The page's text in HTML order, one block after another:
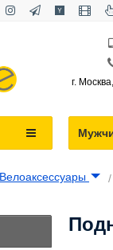
г.
Велоаксессуары